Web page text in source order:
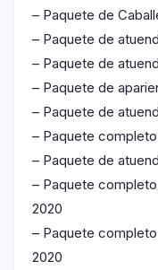
– Paquete de
– Paquete de
– Paquete de
– Paquete de
– Paquete de
– Paquete
– Paquete de
– Paquete
2020
– Paquete
2020